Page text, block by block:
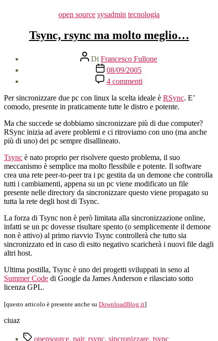
Categorie
open source sysadmin tecnologia
Tsync, rsync ma molto meglio…
Autore
articolo
Di Francesco Fullone
Data
dell'articolo
08/09/2005
4 commentisu
Tsync,
rsync
ma
molto
meglio…
Per sincronizzare due pc con linux la scelta ideale è RSync. E’
comodo, presente in praticamente tutte le distro e potente.
Ma che succede se dobbiamo sincronizzare più di due computer?
RSync inizia ad avere problemi e ci ritroviamo con uno (ma anche
più di uno) dei pc sempre disallineato.
Tsync è nato proprio per risolvere questo problema, il suo
meccanismo è semplice ma molto flessibile e potente. Il software
crea una rete peer-to-peer tra i pc gestita da un demone che controlla
tutti i cambiamenti, appena su un pc viene modificato un file
presente nelle directory da sincronizzare questo viene propagato su
tutta la rete degli host di Tsync.
La forza di Tsync non è però limitata alla sincronizzazione online,
infatti se un pc dovesse risultare spento (o semplicemente il demone
non è attivo) al primo riavvio Tsync controllerà che tutto sia
sincronizzato ed in caso di esito negativo scaricherà i nuovi file dagli
altri host.
Ultima postilla, Tsync è uno dei progetti sviluppati in seno al
Summer Code di Google da James Anderson e rilasciato sotto
licenza GPL.
[questo articolo è presente anche su DownloadBlog.it]
ciuaz
Tag opensource, pair, rsync, sincronizzare, tsync